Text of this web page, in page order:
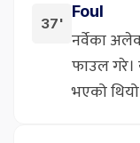
37'
Foul
नर्वेका
फाउल गरे।
भएको